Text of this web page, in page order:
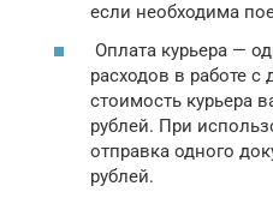
если необходима
Оплата курьера —
расходов в работе
стоимость курьера
рублей. При
отправка одного
рублей.